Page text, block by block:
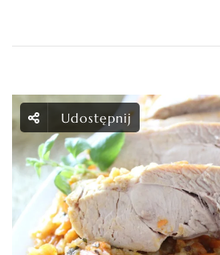
Udostępnij